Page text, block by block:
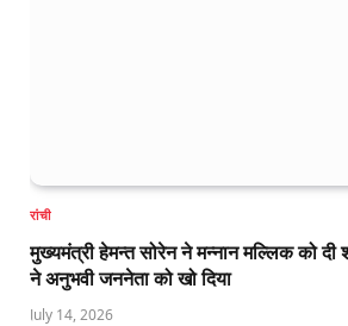
रांची
मुख्यमंत्री हेमन्त सोरेन ने मन्नान मल्लिक को दी
ने अनुभवी जननेता को खो दिया
July 14, 2026